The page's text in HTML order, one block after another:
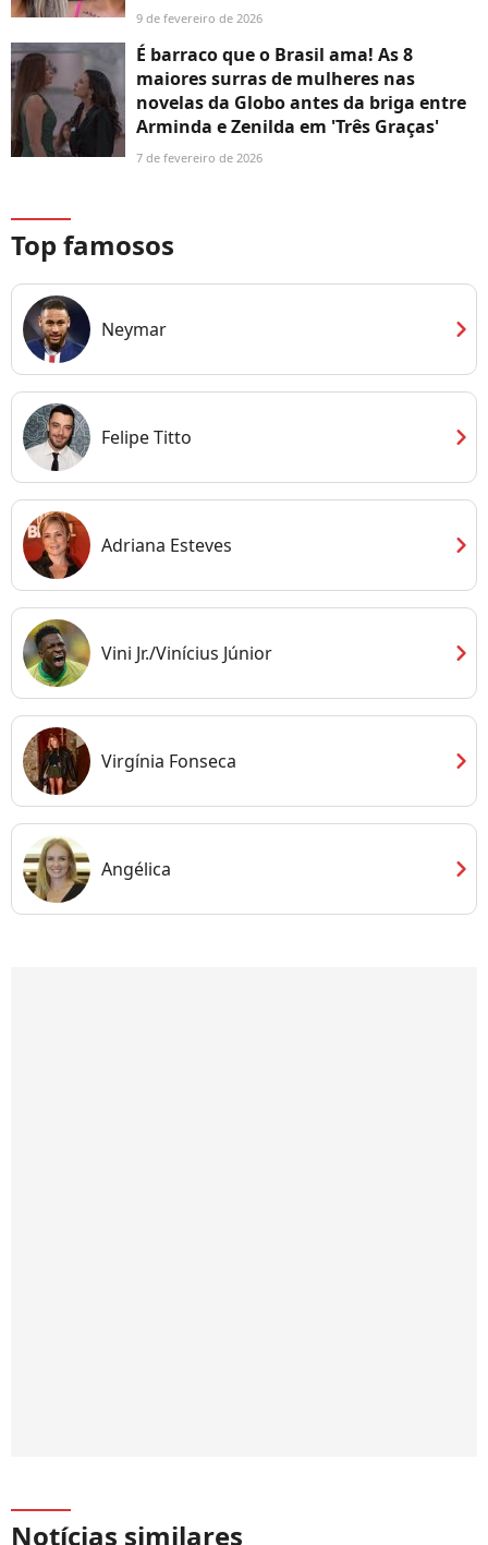
9 de fevereiro de 2026
É barraco que o Brasil ama! As 8
maiores surras de mulheres nas
novelas da Globo antes da briga entre
Arminda e Zenilda em 'Três Graças'
7 de fevereiro de 2026
Top famosos
Neymar chevron_right
Felipe Titto chevron_right
Adriana Esteves chevron_right
Vini Jr./Vinícius Júnior chevron_right
Virgínia Fonseca chevron_right
Angélica chevron_right
Notícias similares